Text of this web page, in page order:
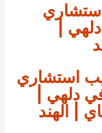
|
استشاري
دلهي |
| الهند